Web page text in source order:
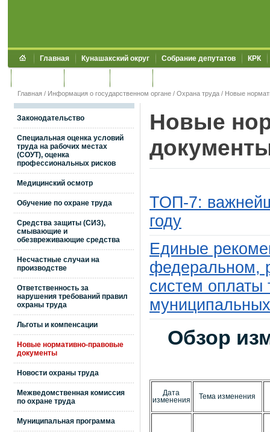
Главная Кунашакский округ Собрание депутатов КРК
Главная / Информация о государственном органе / Охрана труда / Новые
Законодательство
Специальная оценка условий
труда на рабочих местах
(СОУТ), оценка
профессиональных рисков
Медицинский осмотр
Обучение по охране труда
Средства защиты (СИЗ),
смывающие и
обезвреживающие средства
Несчастные случаи на
производстве
Ответственность за
нарушения требований правил
охраны труда
Льготы и компенсации
Новые нормативно-правовые
документы
Новости охраны труда
Межведомственная комиссия
по охране труда
Муниципальная программа
Новые
ТОП-7:
году
Единые
федеральном,
систем оплаты
Обзор
Дата
изменения
Тема изменения